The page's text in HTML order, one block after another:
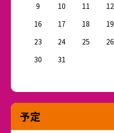
9
10 11 12
16
17 18 19
23
24 25 26
30
31
予定